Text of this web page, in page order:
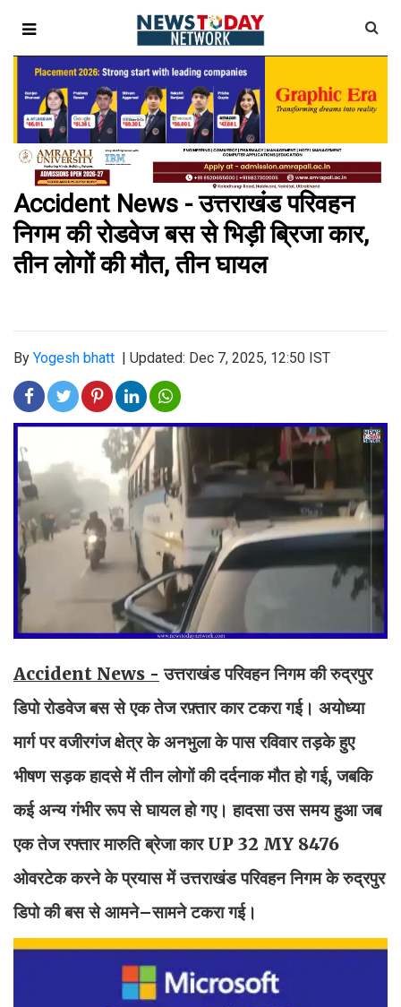
Accident News - उत्तराखंड परिवहन
निगम की रोडवेज बस से भिड़ी ब्रिजा कार,
तीन लोगों की मौत, तीन घायल
By Yogesh bhatt Updated: Dec 7, 2025, 12:50 IST
Accident News - उत्तराखंड परिवहन निगम की रुद्रपुर
डिपो रोडवेज बस से एक तेज रफ़्तार कार टकरा गई। अयोध्या
मार्ग पर वजीरगंज क्षेत्र के अनभुला के पास रविवार तड़के हुए
भीषण सड़क हादसे में तीन लोगों की दर्दनाक मौत हो गई, जबकि
कई अन्य गंभीर रूप से घायल हो गए। हादसा उस समय हुआ जब
एक तेज रफ्तार मारुति ब्रेजा कार UP 32 MY 8476
ओवरटेक करने के प्रयास में उत्तराखंड परिवहन निगम के रुद्रपुर
डिपो की बस से आमने–सामने टकरा गई।